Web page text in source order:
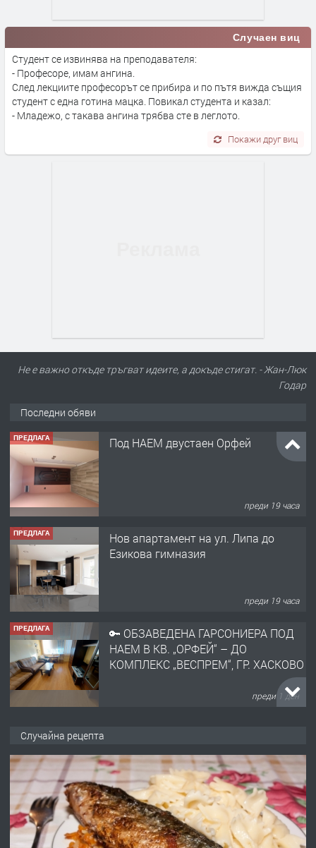
Случаен виц
Студент се извинява на преподавателя:
- Професоре, имам ангина.
След лекциите професорът се прибира и по пътя вижда същия
студент с една готина мацка. Повикал студента и казал:
- Младежо, с такава ангина трябва сте в леглото.
Покажи друг виц
Не е важно откъде тръгват идеите, а докъде стигат. - Жан-Люк
Годар
Последни обяви
ПРЕДЛАГА Под НАЕМ двустаен Орфей
преди 19 часа
ПРЕДЛАГА
Нов апартамент на ул. Липа до
Езикова гимназия
преди 19 часа
ПРЕДЛАГА
🔑 ОБЗАВЕДЕНА ГАРСОНИЕРА ПОД
НАЕМ В КВ. „ОРФЕЙ“ – ДО
КОМПЛЕКС „ВЕСПРЕМ“, ГР. ХАСКОВО
преди 1 ден
АПАРТАМЕНТ В ЦЕНТЪРА НА ГР.
ХАСКОВО
преди 2 дни
ПРЕДЛАГА Давам гараж под наем
Случайна рецепта